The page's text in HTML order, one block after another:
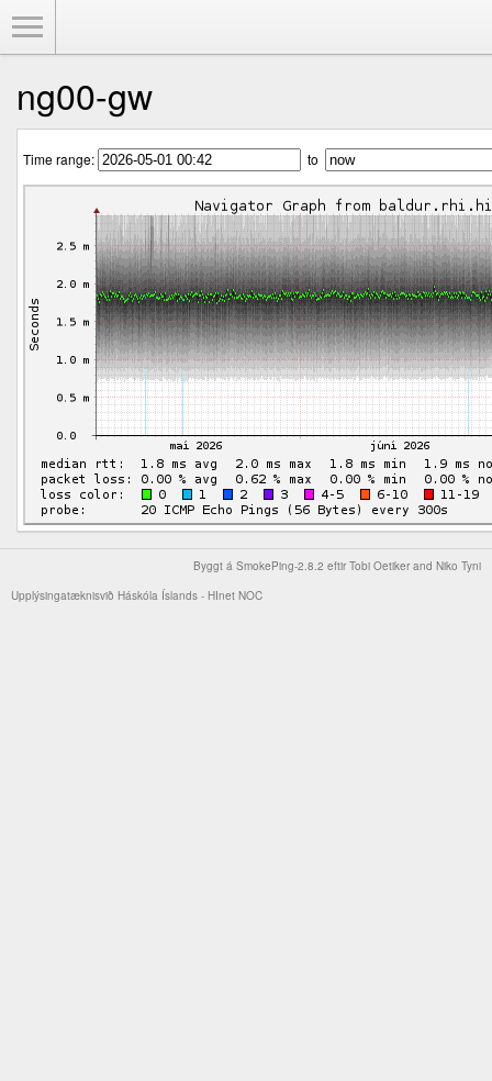
ng00-gw
Time range: to
Byggt á SmokePing-2.8.2 eftir Tobi Oetiker and Niko Tyni
Upplýsingatæknisvið Háskóla Íslands - HInet NOC